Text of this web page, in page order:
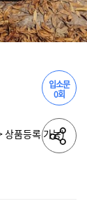
입소문
0회
상품등록 가능)